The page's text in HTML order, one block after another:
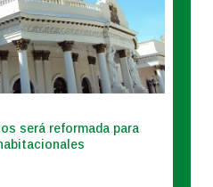
será reformada para